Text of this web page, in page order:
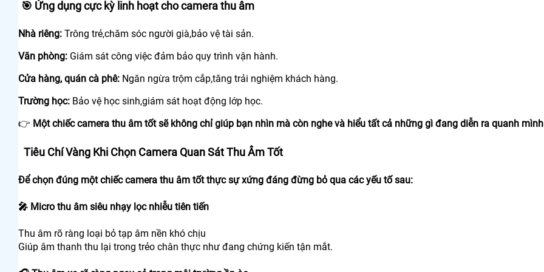
🎯 Ứng dụng cực kỳ linh hoạt cho camera thu âm
Nhà riêng: Trông trẻ,chăm sóc người già,bảo vệ tài sản.
Văn phòng: Giám sát công việc đảm bảo quy trình vận hành.
Cửa hàng, quán cà phê: Ngăn ngừa trộm cắp,tăng trải nghiệm khách hàng.
Trường học: Bảo vệ học sinh,giám sát hoạt động lớp học.
👉 Một chiếc camera thu âm tốt sẽ không chỉ giúp bạn nhìn mà còn nghe và hiểu tất cả những gì đang diễn ra quanh
Tiêu Chí Vàng Khi Chọn Camera Quan Sát Thu Âm Tốt
Để chọn đúng một chiếc camera thu âm tốt thực sự xứng đáng đừng bỏ qua các yếu tố sau:
🎤 Micro thu âm siêu nhạy lọc nhiễu tiên tiến
Thu âm rõ ràng loại bỏ tạp âm nền khó chịu
Giúp âm thanh thu lại trong trẻo chân thực như đang chứng kiến tận mắt.